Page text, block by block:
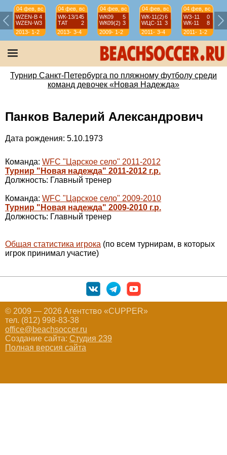
04 фев, вс
WZEN-B 4
WZEN-W3
2013-
14
1-2
04 фев, вс
WК-13/145
ТАТ
2
2013-
14
3-4
04 фев, вс
WК09
5
WК09(2) 3
2009-
10
1-2
04 фев, вс
WК-11(2)6
WЦС-11 3
2011-
12
3-4
04 фев, вс
WЗ-11
0
WК-11
8
2011-
12
1-2
Турнир Санкт-Петербурга по пляжному футболу среди
команд девочек «Новая Надежда»
Панков Валерий Александрович
Дата рождения: 5.10.1973
Команда: WFC "Царское село" 2011-2012
Турнир "Новая надежда" 2011-2012 г.р.
Должность: Главный тренер
Команда: WFC "Царское село" 2009-2010
Турнир "Новая надежда" 2009-2010 г.р.
Должность: Главный тренер
Общая статистика игрока (по всем турнирам, в которых
игрок принимал участие)
© 2009 — 2026 Агентство «CUPPER»
тел. (812) 998-83-38
office@beachsoccer.ru
Создание сайта: Студия 239
Полная версия сайта